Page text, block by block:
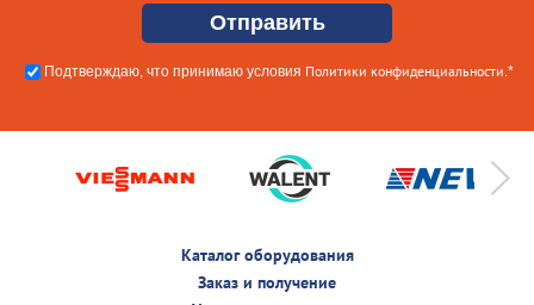
Подтверждаю, что принимаю условия Политики конфиденциальности .*
Каталог оборудования
Заказ и получение